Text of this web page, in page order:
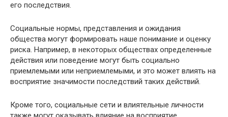
его последствия.
Социальные нормы, представления и ожидания
общества могут формировать наше понимание и оценку
риска. Например, в некоторых обществах определенные
действия или поведение могут быть социально
приемлемыми или неприемлемыми, и это может влиять на
восприятие значимости последствий таких действий.
Кроме того, социальные сети и влиятельные личности